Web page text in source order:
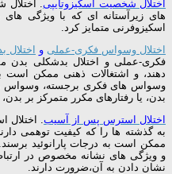
اختلال شخصیت اسکیزوتایپی .
­های زیرآستانه ­ای که با ویژگی­ های
اسکیزوفرنی متمایز کرد.
اختلال وسواس فکری-عملی و اختلال
فکری-عملی و اختلال بدشکلی
دهند، و اشتغالات ذهنی ممکن است
وسواس­ های فکری برجسته، وسواس­
بدن، یا رفتارهای مکرر متمرکز بر
اختلال استرس پس از آسیب .
به گذشته ­ها را که کیفیت توهمی
ممکن است به درجات پارانوئید
و ویژگی­ های نشانه مخصوص در
نشان دادن به آن،ضرورت دارند.